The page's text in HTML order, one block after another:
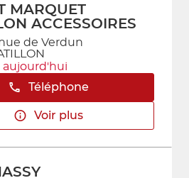
MARQUET
ACCESSOIRES
de Verdun
aujourd'hui
Téléphone
Voir plus